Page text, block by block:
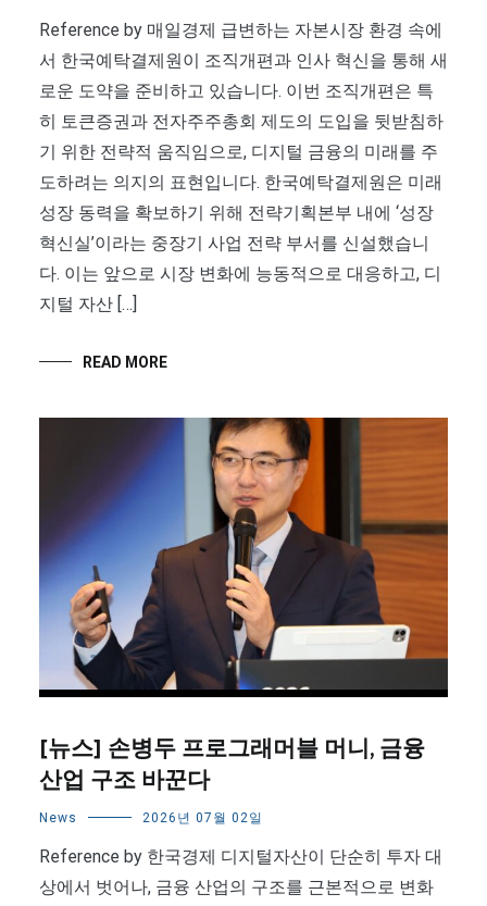
Reference by 매일경제 급변하는 자본시장 환경 속에
서 한국예탁결제원이 조직개편과 인사 혁신을 통해 새
로운 도약을 준비하고 있습니다. 이번 조직개편은 특
히 토큰증권과 전자주주총회 제도의 도입을 뒷받침하
기 위한 전략적 움직임으로, 디지털 금융의 미래를 주
도하려는 의지의 표현입니다. 한국예탁결제원은 미래
성장 동력을 확보하기 위해 전략기획본부 내에 ‘성장
혁신실’이라는 중장기 사업 전략 부서를 신설했습니
다. 이는 앞으로 시장 변화에 능동적으로 대응하고, 디
지털 자산 […]
READ MORE
[뉴스] 손병두 프로그래머블 머니, 금융
산업 구조 바꾼다
News 2026년 07월 02일
Reference by 한국경제 디지털자산이 단순히 투자 대
상에서 벗어나, 금융 산업의 구조를 근본적으로 변화